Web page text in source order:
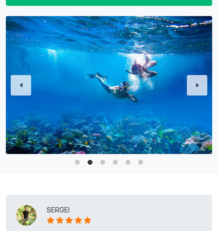
SERGEI